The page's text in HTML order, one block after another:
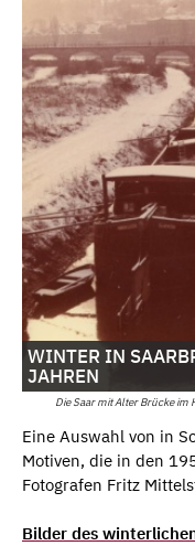
Die Saar mit Alter Brücke
WINTER IN
JAHREN
Eine Auswahl von in
Motiven, die in den
Fotografen Fritz
Bilder des